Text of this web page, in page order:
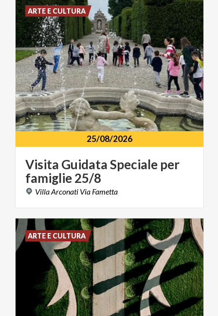
25/08/2026
Visita GuidataSpeciale per
famiglie25/8
VillaArconati Via Fametta
ARTE E CULTURA
ARTE E CULTURA